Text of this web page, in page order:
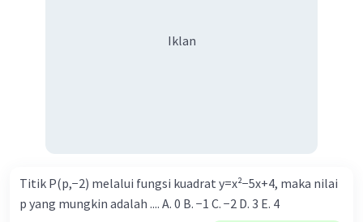
Iklan
Titik P(p,−2) melalui fungsi kuadrat y=x²−5x+4, maka nilai
p yang mungkin adalah .... A. 0 B. −1 C. −2 D. 3 E. 4